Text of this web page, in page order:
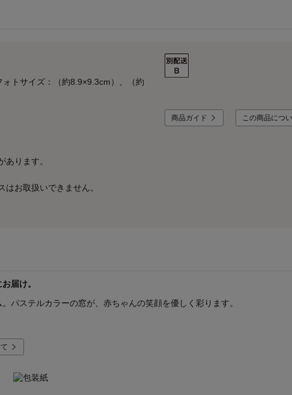
トサイズ：（約8.9×9.3cm）、（約
ります。
お取扱いできません。
商品ガイド この商品につ
届け。
パステルカラーの窓が、赤ちゃんの笑顔を優しく彩ります。